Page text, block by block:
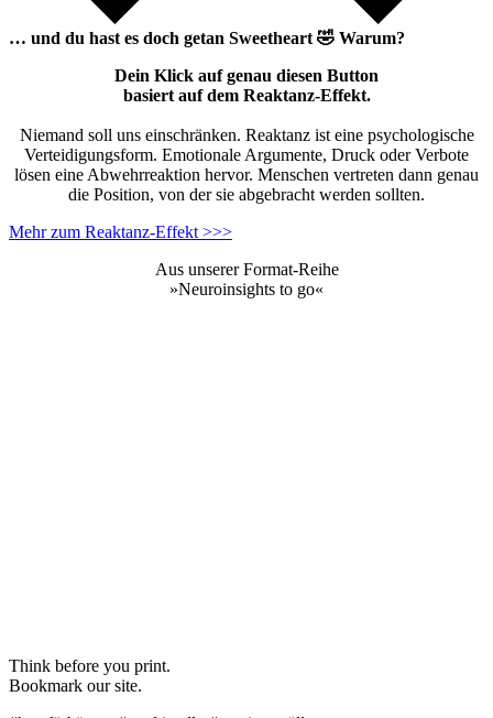
… und du hast es doch getan Sweetheart 🤣 Warum?
Dein Klick auf genau diesen Button
basiert auf dem Reaktanz-Effekt.
Niemand soll uns einschränken. Reaktanz ist eine psychologische
Verteidigungsform. Emotionale Argumente, Druck oder Verbote
lösen eine Abwehrreaktion hervor. Menschen vertreten dann genau
die Position, von der sie abgebracht werden sollten.
Mehr zum Reaktanz-Effekt >>>
Aus unserer Format-Reihe
»Neuroinsights to go«
Think before you print.
Bookmark our site.